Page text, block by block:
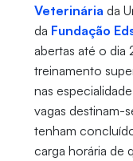
Veterinária da
da Fundação
abertas até o dia
treinamento
nas
vagas destinam-
tenham
carga horária de